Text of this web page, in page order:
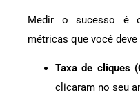
Medir o sucesso é
métricas que você deve
Taxa de cliques
clicaram no seu